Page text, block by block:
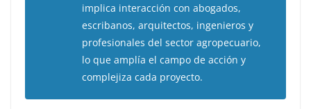
implica interacción con abogados,
escribanos, arquitectos, ingenieros y
profesionales del sector agropecuario,
lo que amplía el campo de acción y
complejiza cada proyecto.